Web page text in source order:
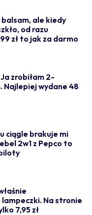
balsam, ale kiedy
od razu
zł to jak za darmo
zrobiłam 2-
Najlepiej wydane 48
ciągle brakuje mi
2w1 z Pepco to
Na stronie
7,95 zł